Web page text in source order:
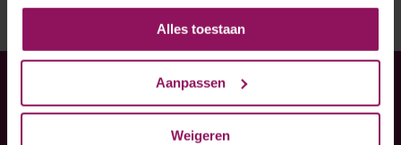
Alles toestaan
Aanpassen
Weigeren
Heeft u hulp nodig bij uw
bestelling?
Twijfel niet, neem contact met ons op!